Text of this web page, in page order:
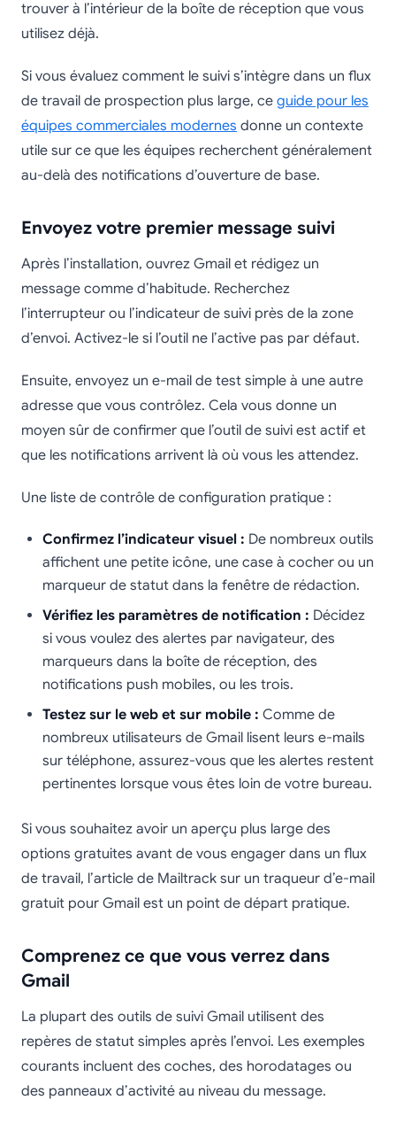
trouver à l’intérieur de la boîte de réception que vous
utilisez déjà.
Si vous évaluez comment le suivi s’intègre dans un flux
de travail de prospection plus large, ce guide pour les
équipes commerciales modernes donne un contexte
utile sur ce que les équipes recherchent généralement
au-delà des notifications d’ouverture de base.
Envoyez votre premier message suivi
Après l’installation, ouvrez Gmail et rédigez un
message comme d’habitude. Recherchez
l’interrupteur ou l’indicateur de suivi près de la zone
d’envoi. Activez-le si l’outil ne l’active pas par défaut.
Ensuite, envoyez un e-mail de test simple à une autre
adresse que vous contrôlez. Cela vous donne un
moyen sûr de confirmer que l’outil de suivi est actif et
que les notifications arrivent là où vous les attendez.
Une liste de contrôle de configuration pratique :
Confirmez l’indicateur visuel : De nombreux outils
affichent une petite icône, une case à cocher ou un
marqueur de statut dans la fenêtre de rédaction.
Vérifiez les paramètres de notification : Décidez
si vous voulez des alertes par navigateur, des
marqueurs dans la boîte de réception, des
notifications push mobiles, ou les trois.
Testez sur le web et sur mobile : Comme de
nombreux utilisateurs de Gmail lisent leurs e-mails
sur téléphone, assurez-vous que les alertes restent
pertinentes lorsque vous êtes loin de votre bureau.
Si vous souhaitez avoir un aperçu plus large des
options gratuites avant de vous engager dans un flux
de travail, l’article de Mailtrack sur un traqueur d’e-mail
gratuit pour Gmail est un point de départ pratique.
Comprenez ce que vous verrez dans
Gmail
La plupart des outils de suivi Gmail utilisent des
repères de statut simples après l’envoi. Les exemples
courants incluent des coches, des horodatages ou
des panneaux d’activité au niveau du message.